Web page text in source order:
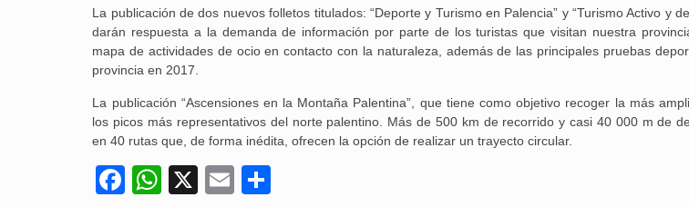
La publicación de dos nuevos folletos titulados: “Deporte y Turismo en Palencia” y “Turismo Activo y
darán respuesta a la demanda de información por parte de los turistas que visitan nuestra
mapa de actividades de ocio en contacto con la naturaleza, además de las principales pruebas
provincia en 2017.
La publicación “Ascensiones en la Montaña Palentina”, que tiene como objetivo recoger la más
los picos más representativos del norte palentino. Más de 500 km de recorrido y casi 40 000 m de
en 40 rutas que, de forma inédita, ofrecen la opción de realizar un trayecto circular.
Facebook
WhatsApp
X Email